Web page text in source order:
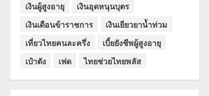
เงินผู้สูงอายุ
เงินอุดหนุนบุตร
เงินเดือนข้าราชการ
เงินเยียวยาน้ำท่วม
เที่ยวไทยคนละครึ่ง
เบี้ยยังชีพผู้สูงอายุ
เป๋าตัง
เฟด ไทยช่วยไทยพลัส